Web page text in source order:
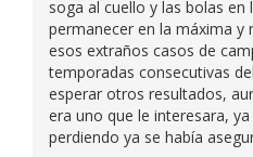
soga al cuello y las bolas en
permanecer en la máxima y
esos extraños casos de
temporadas consecutivas
esperar otros resultados,
era uno que le interesara,
perdiendo ya se había